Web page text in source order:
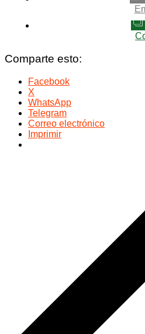
Comparte esto:
Facebook
X
WhatsApp
Telegram
Correo electrónico
Imprimir